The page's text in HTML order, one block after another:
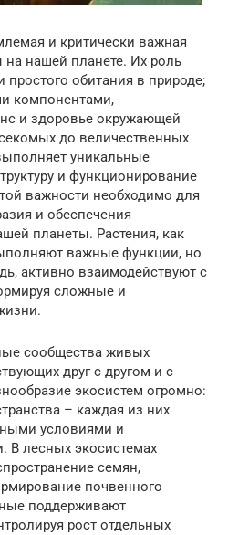
и критически важная
нашей планете. Их роль
простого обитания в природе;
компонентами,
и здоровье окружающей
до величественных
уникальные
и функционирование
важности необходимо для
и обеспечения
планеты. Растения, как
важные функции, но
активно взаимодействуют с
сложные и
сообщества живых
друг с другом и с
экосистем огромно:
– каждая из них
условиями и
лесных экосистемах
семян,
почвенного
поддерживают
рост отдельных